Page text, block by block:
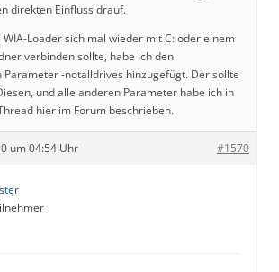
direkten Einfluss drauf.
WIA-Loader sich mal wieder mit C: oder einem
verbinden sollte, habe ich den
Parameter -notalldrives hinzugefügt. Der sollte
und alle anderen Parameter habe ich in
hier im Forum beschrieben.
um 04:54 Uhr #1570